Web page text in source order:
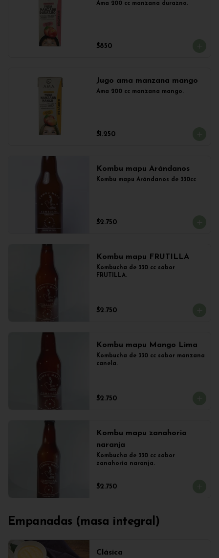
Ama 200 cc manzana durazno.
$850
Jugo ama manzana mango
Ama 200 cc manzana mango.
$1.250
Kombu mapu Arándanos
Kombu mapu Arándanos de 330cc
$2.750
Kombu mapu FRUTILLA
Kombucha de 330 cc sabor
FRUTILLA.
$2.750
Kombu mapu Mango Lima
Kombucha de 330 cc sabor manzana
canela.
$2.750
Kombu mapu zanahoria
naranja
Kombucha de 330 cc sabor
zanahoria naranja.
$2.750
Empanadas (masa integral)
Clásica